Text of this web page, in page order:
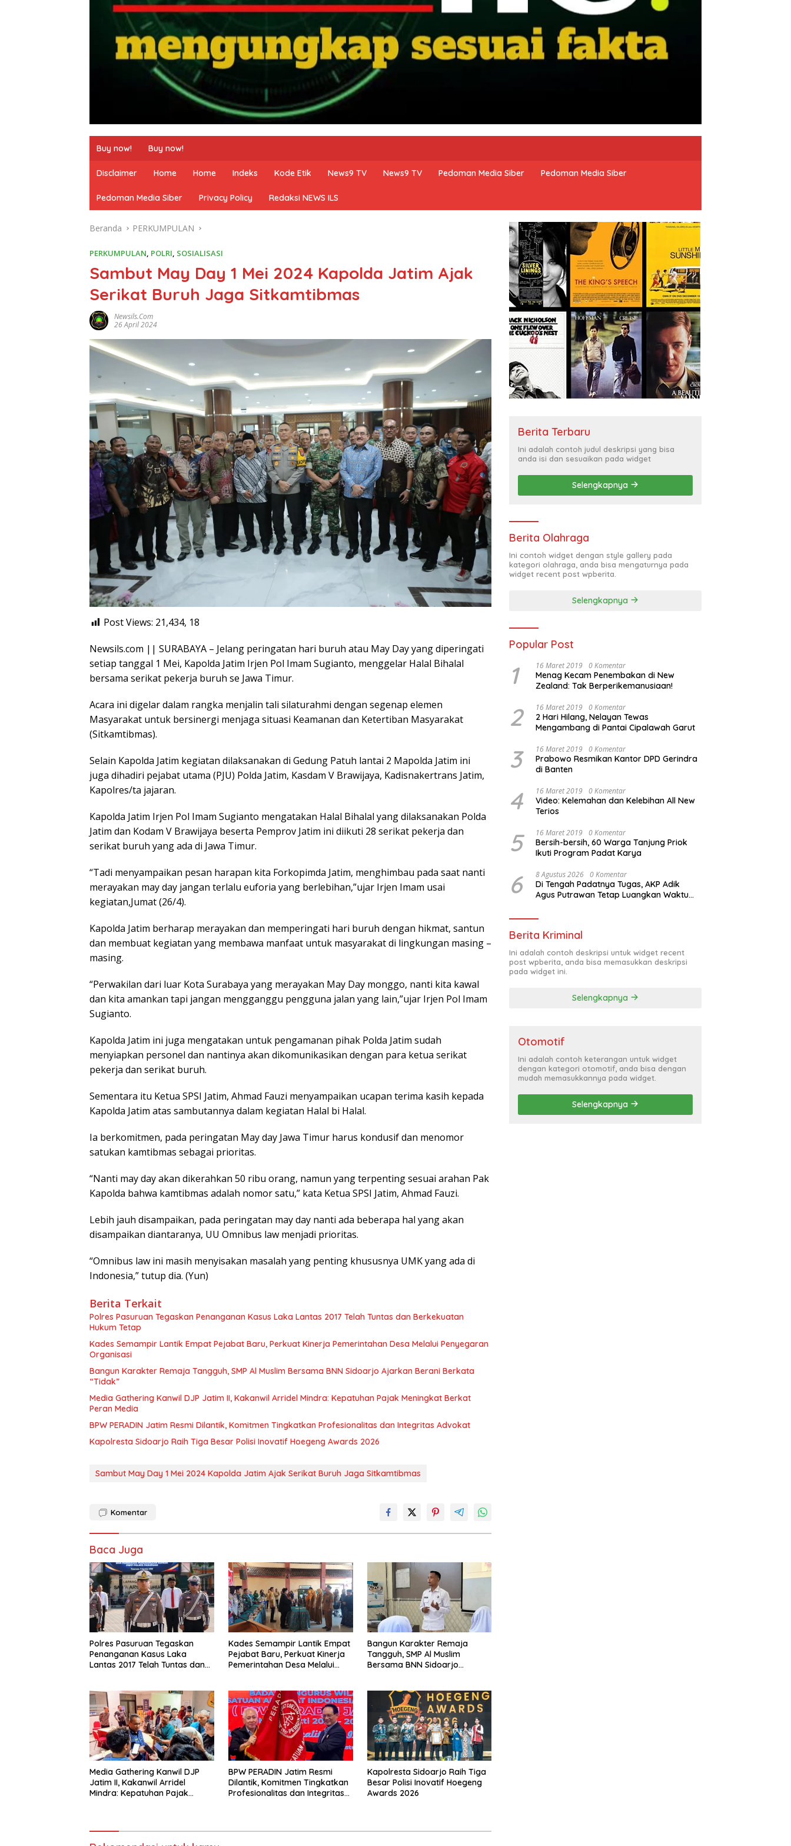
Buy now! Buy now!
Disclaimer Home Home Indeks Kode Etik News9 TV News9 TV Pedoman Media Siber Pedoman Media Siber
Pedoman Media Siber Privacy Policy Redaksi NEWS ILS
Beranda PERKUMPULAN
PERKUMPULAN POLRI SOSIALISASI
Sambut May Day 1 Mei 2024 Kapolda Jatim Ajak
Serikat Buruh Jaga Sitkamtibmas
Newsils.com
26 April 2024
Post Views: 21,434, 18
Newsils.com || SURABAYA – Jelang peringatan hari buruh atau May Day yang diperingati
setiap tanggal 1 Mei, Kapolda Jatim Irjen Pol Imam Sugianto, menggelar Halal Bihalal
bersama serikat pekerja buruh se Jawa Timur.
Acara ini digelar dalam rangka menjalin tali silaturahmi dengan segenap elemen
Masyarakat untuk bersinergi menjaga situasi Keamanan dan Ketertiban Masyarakat
(Sitkamtibmas).
Selain Kapolda Jatim kegiatan dilaksanakan di Gedung Patuh lantai 2 Mapolda Jatim ini
juga dihadiri pejabat utama (PJU) Polda Jatim, Kasdam V Brawijaya, Kadisnakertrans Jatim,
Kapolres/ta jajaran.
Kapolda Jatim Irjen Pol Imam Sugianto mengatakan Halal Bihalal yang dilaksanakan Polda
Jatim dan Kodam V Brawijaya beserta Pemprov Jatim ini diikuti 28 serikat pekerja dan
serikat buruh yang ada di Jawa Timur.
“Tadi menyampaikan pesan harapan kita Forkopimda Jatim, menghimbau pada saat nanti
merayakan may day jangan terlalu euforia yang berlebihan,”ujar Irjen Imam usai
kegiatan,Jumat (26/4).
Kapolda Jatim berharap merayakan dan memperingati hari buruh dengan hikmat, santun
dan membuat kegiatan yang membawa manfaat untuk masyarakat di lingkungan masing –
masing.
“Perwakilan dari luar Kota Surabaya yang merayakan May Day monggo, nanti kita kawal
dan kita amankan tapi jangan mengganggu pengguna jalan yang lain,”ujar Irjen Pol Imam
Sugianto.
Kapolda Jatim ini juga mengatakan untuk pengamanan pihak Polda Jatim sudah
menyiapkan personel dan nantinya akan dikomunikasikan dengan para ketua serikat
pekerja dan serikat buruh.
Sementara itu Ketua SPSI Jatim, Ahmad Fauzi menyampaikan ucapan terima kasih kepada
Kapolda Jatim atas sambutannya dalam kegiatan Halal bi Halal.
Ia berkomitmen, pada peringatan May day Jawa Timur harus kondusif dan menomor
satukan kamtibmas sebagai prioritas.
“Nanti may day akan dikerahkan 50 ribu orang, namun yang terpenting sesuai arahan Pak
Kapolda bahwa kamtibmas adalah nomor satu,” kata Ketua SPSI Jatim, Ahmad Fauzi.
Lebih jauh disampaikan, pada peringatan may day nanti ada beberapa hal yang akan
disampaikan diantaranya, UU Omnibus law menjadi prioritas.
“Omnibus law ini masih menyisakan masalah yang penting khususnya UMK yang ada di
Indonesia,” tutup dia. (Yun)
Berita Terkait
Polres Pasuruan Tegaskan Penanganan Kasus Laka Lantas 2017 Telah Tuntas dan Berkekuatan
Hukum Tetap
Kades Semampir Lantik Empat Pejabat Baru, Perkuat Kinerja Pemerintahan Desa Melalui Penyegaran
Organisasi
Bangun Karakter Remaja Tangguh, SMP Al Muslim Bersama BNN Sidoarjo Ajarkan Berani Berkata
“Tidak”
Media Gathering Kanwil DJP Jatim II, Kakanwil Arridel Mindra: Kepatuhan Pajak Meningkat Berkat
Peran Media
BPW PERADIN Jatim Resmi Dilantik, Komitmen Tingkatkan Profesionalitas dan Integritas Advokat
Kapolresta Sidoarjo Raih Tiga Besar Polisi Inovatif Hoegeng Awards 2026
Sambut May Day 1 Mei 2024 Kapolda Jatim Ajak Serikat Buruh Jaga Sitkamtibmas
Komentar
Baca Juga
Polres Pasuruan Tegaskan
Penanganan Kasus Laka
Lantas 2017 Telah Tuntas dan
Kades Semampir Lantik Empat
Pejabat Baru, Perkuat Kinerja
Pemerintahan Desa Melalui
Bangun Karakter Remaja
Tangguh, SMP Al Muslim
Bersama BNN Sidoarjo
Media Gathering Kanwil DJP
Jatim II, Kakanwil Arridel
Mindra: Kepatuhan Pajak
BPW PERADIN Jatim Resmi
Dilantik, Komitmen Tingkatkan
Profesionalitas dan Integritas
Kapolresta Sidoarjo Raih Tiga
Besar Polisi Inovatif Hoegeng
Awards 2026
Berita Terbaru
Ini adalah contoh judul deskripsi yang bisa
anda isi dan sesuaikan pada widget
Selengkapnya
Berita Olahraga
Ini contoh widget dengan style gallery pada
kategori olahraga, anda bisa mengaturnya pada
widget recent post wpberita.
Selengkapnya
Popular Post
1 16 Maret 2019 0 Komentar
Menag Kecam Penembakan di New
Zealand: Tak Berperikemanusiaan!
2 16 Maret 2019 0 Komentar
2 Hari Hilang, Nelayan Tewas
Mengambang di Pantai Cipalawah Garut
3 16 Maret 2019 0 Komentar
Prabowo Resmikan Kantor DPD Gerindra
di Banten
4 16 Maret 2019 0 Komentar
Video: Kelemahan dan Kelebihan All New
Terios
5 16 Maret 2019 0 Komentar
Bersih-bersih, 60 Warga Tanjung Priok
Ikuti Program Padat Karya
6 8 Agustus 2026 0 Komentar
Di Tengah Padatnya Tugas, AKP Adik
Agus Putrawan Tetap Luangkan Waktu
Berita Kriminal
Ini adalah contoh deskripsi untuk widget recent
post wpberita, anda bisa memasukkan deskripsi
pada widget ini.
Selengkapnya
Otomotif
Ini adalah contoh keterangan untuk widget
dengan kategori otomotif, anda bisa dengan
mudah memasukkannya pada widget.
Selengkapnya